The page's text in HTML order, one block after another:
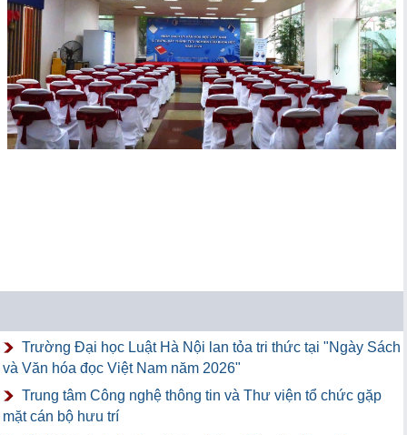
Trường Đại học Luật Hà Nội lan tỏa tri thức tại "Ngày Sách
và Văn hóa đọc Việt Nam năm 2026"
Trung tâm Công nghệ thông tin và Thư viện tổ chức gặp
mặt cán bộ hưu trí